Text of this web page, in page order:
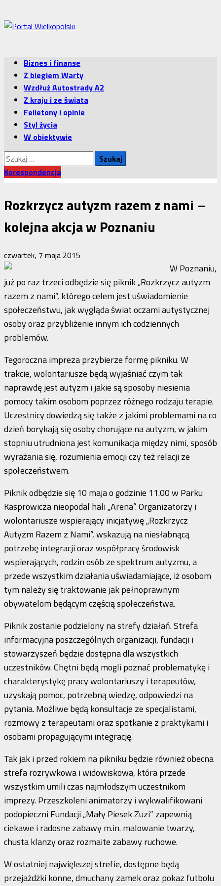
do
treści
Menu
główne
Biznes i finanse
Z biegiem Warty
Wzdłuż Autostrady A2
Z kraju i ze świata
Felietony i opinie
Styl życia
W obiektywie
Szukaj:
Korespondencja
Rozkrzycz autyzm razem z nami –
kolejna akcja w Poznaniu
czwartek, 7 maja 2015
W Poznaniu,
już po raz trzeci odbędzie się piknik „Rozkrzycz autyzm
razem z nami”, którego celem jest uświadomienie
społeczeństwu, jak wygląda świat oczami autystycznej
osoby oraz przybliżenie innym ich codziennych
problemów.
Tegoroczna impreza przybierze formę pikniku. W
trakcie, wolontariusze będą wyjaśniać czym tak
naprawdę jest autyzm i jakie są sposoby niesienia
pomocy takim osobom poprzez różnego rodzaju terapie.
Uczestnicy dowiedzą się także z jakimi problemami na co
dzień borykają się osoby chorujące na autyzm, w jakim
stopniu utrudniona jest komunikacja między nimi, sposób
wyrażania się, rozumienia emocji czy też relacji ze
społeczeństwem.
Piknik odbędzie się 10 maja o godzinie 11.00 w Parku
Kasprowicza nieopodal hali „Arena”. Organizatorzy i
wolontariusze wspierający inicjatywę „Rozkrzycz
Autyzm Razem z Nami”, wskazują na niesłabnącą
potrzebę integracji oraz współpracy środowisk
wspierających, rodzin osób ze spektrum autyzmu, a
przede wszystkim działania uświadamiające, iż osobom
tym należy się traktowanie jak pełnoprawnym
obywatelom będącym częścią społeczeństwa.
Piknik zostanie podzielony na strefy działań. Strefa
informacyjna poszczególnych organizacji, fundacji i
stowarzyszeń będzie dostępna dla wszystkich
uczestników. Chętni będą mogli poznać problematykę i
charakterystykę pracy wolontariuszy i terapeutów,
uzyskają pomoc, potrzebną wiedzę, odpowiedzi na
pytania. Możliwe będą konsultacje ze specjalistami,
rozmowy z terapeutami oraz spotkanie z praktykami i
osobami propagującymi integrację.
Tak jak i przed rokiem na pikniku będzie również obecna
strefa rozrywkowa i widowiskowa, która przede
wszystkim umili czas najmłodszym uczestnikom
imprezy. Przeszkoleni animatorzy i wykwalifikowani
podopieczni Fundacji „Mały Piesek Zuzi” zapewnią
ciekawe i radosne zabawy m.in. malowanie twarzy,
chusta klanzy oraz rozmaite zabawy ruchowe.
W ostatniej największej strefie, dostępne będą
przejażdżki konne, dmuchany zamek oraz pokaz futbolu